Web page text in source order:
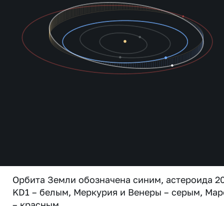
Орбита Земли обозначена синим, астероида
KD1 – белым, Меркурия и Венеры – серым,